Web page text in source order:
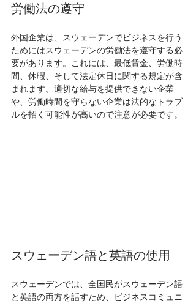
労働法の遵守
外国企業は、スウェーデンでビジネスを行う
ためにはスウェーデンの労働法を遵守する必
要があります。これには、最低賃金、労働時
間、休暇、そして法定休日に関する規定が含
まれます。適切な給与を提供できない企業
や、労働時間を守らない企業は法的なトラブ
ルを招く可能性が高いので注意が必要です。
スウェーデン語と英語の使用
スウェーデンでは、全国民がスウェーデン語
と英語の両方を話すため、ビジネスコミュニ